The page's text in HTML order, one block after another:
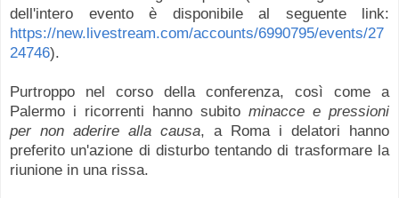
dell'intero evento è disponibile al seguente link:
https://new.livestream.com/accounts/6990795/events/27
24746).
Purtroppo nel corso della conferenza, così come a
Palermo i ricorrenti hanno subito minacce e pressioni
per non aderire alla causa, a Roma i delatori hanno
preferito un'azione di disturbo tentando di trasformare la
riunione in una rissa.